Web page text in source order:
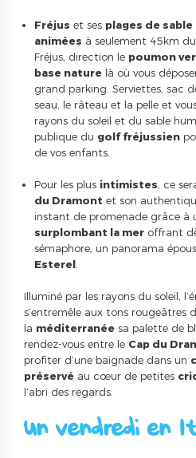
Fréjus et ses plages de sable
animées à seulement 45km
Fréjus, direction le poumon
base nature là où vous
grand parking. Serviettes, sac
seau, le râteau et la pelle et
rayons du soleil et du sable
publique du golffréjussien
de vos enfants.
Pour les plus intimistes , ce
du Dramont et son
instant de promenade grâce à
surplombant la mer offrant
sémaphore, un panorama
Esterel
Illuminé par les rayons du soleil,
s’entremêle aux tons rougeâtres
la méditerranée sa palette de
rendez-vous entre le Cap du
profiter d’une baignade dans un
préservé au cœur de petites
l’abri des regards.
Un vendredi en